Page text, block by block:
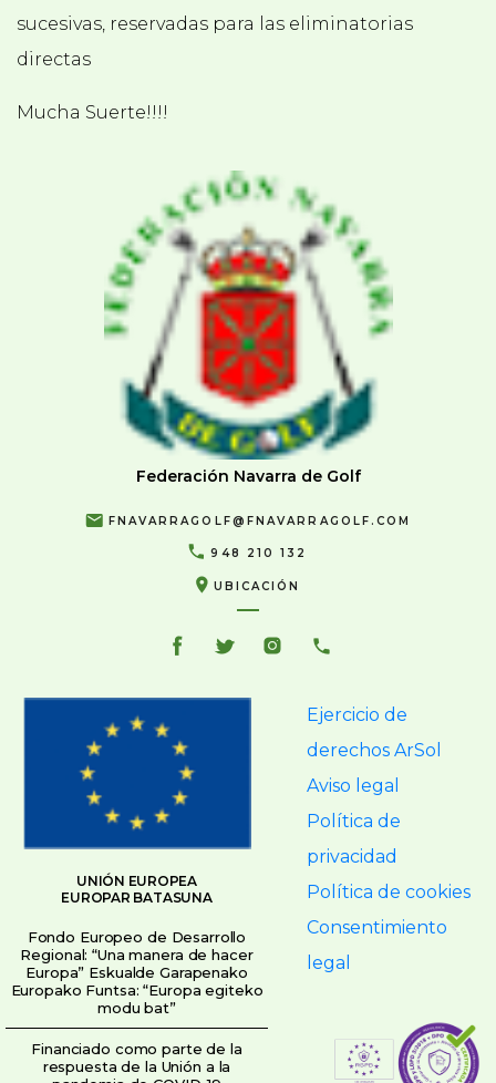
sucesivas, reservadas para las eliminatorias
directas
Mucha Suerte!!!!
Federación Navarra de Golf
FNAVARRAGOLF@FNAVARRAGOLF.COM
948 210 132
UBICACIÓN
UNIÓN EUROPEA
EUROPAR BATASUNA
Fondo Europeo de Desarrollo
Regional: “Una manera de hacer
Europa” Eskualde Garapenako
Europako Funtsa: “Europa egiteko
modu bat”
Financiado como parte de la
respuesta de la Unión a la
Ejercicio de
derechos ArSol
Aviso legal
Política de
privacidad
Política de cookies
Consentimiento
legal